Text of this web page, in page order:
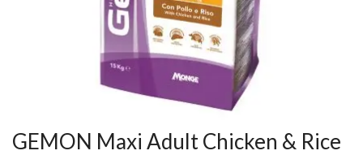
GEMON Maxi Adult Chicken & Rice